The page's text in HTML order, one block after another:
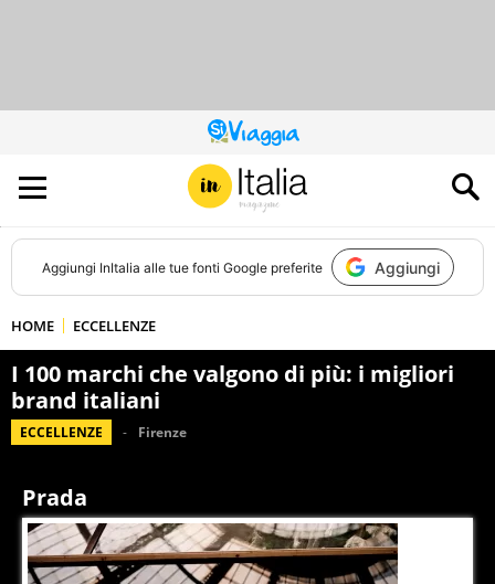
QUESTO
SITO
CONTRIBUISCE
ALL’AUDIENCE
DI
Aggiungi InItalia alle tue fonti Google preferite Aggiungi
HOME ECCELLENZE
I 100 marchi che valgono di più: i migliori
brand italiani
ECCELLENZE Firenze
Prada